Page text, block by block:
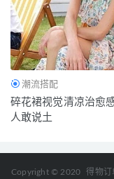
潮流搭配
碎花裙视觉清凉治愈
人敢说土
Copyright © 2020 得物订
奶奶裤配什么上
06
匹克全新「态极
11
匹克 x UZIS 全新
2021-06-10